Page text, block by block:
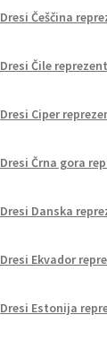
Dresi Češčina
Dresi Čile
Dresi Ciper
Dresi Črna gora
Dresi Danska
Dresi Ekvador
Dresi Estonija